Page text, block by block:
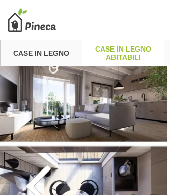
CASE IN LEGNO
CASE IN LEGNO
ABITABILI